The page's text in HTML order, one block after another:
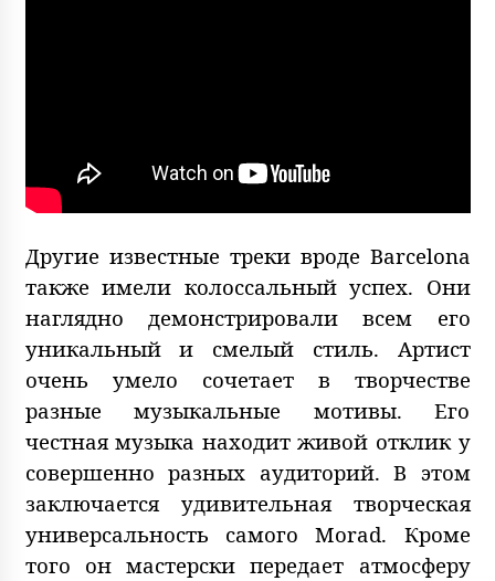
Другие известные треки вроде Barcelona
также имели колоссальный успех. Они
наглядно демонстрировали всем его
уникальный и смелый стиль. Артист
очень умело сочетает в творчестве
разные музыкальные мотивы. Его
честная музыка находит живой отклик у
совершенно разных аудиторий. В этом
заключается удивительная творческая
универсальность самого Morad. Кроме
того он мастерски передает атмосферу